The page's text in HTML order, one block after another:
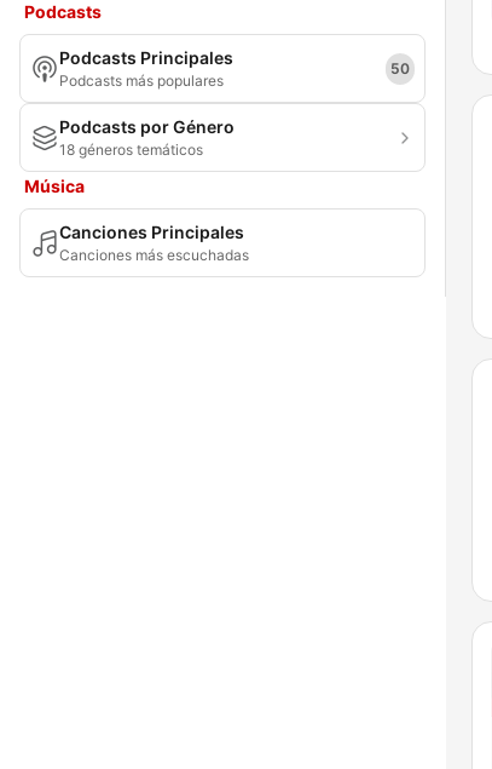
Podcasts
Podcasts Principales
Podcasts más populares
50
Podcasts por Género
18 géneros temáticos
Música
Canciones Principales
Canciones más escuchadas